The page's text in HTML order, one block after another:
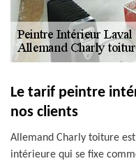
Le tarif peintre
nos clients
Allemand Charly toiture
intérieure qui se fixe